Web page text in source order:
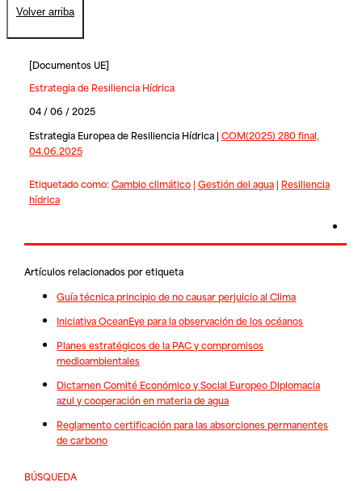
Volver arriba
[Documentos UE]
Estrategia de Resiliencia Hídrica
04 / 06 / 2025
Estrategia Europea de Resiliencia Hídrica | COM(2025) 280 final,
04.06.2025
Etiquetado como:Cambio climático| Gestión del agua| Resiliencia
hídrica
Artículos relacionados por etiqueta
Guía técnica principio de no causar perjuicio al Clima
Iniciativa OceanEye para la observación de los océanos
Planes estratégicos de la PAC y compromisos
medioambientales
Dictamen Comité Económico y Social Europeo Diplomacia
azul y cooperación en materia de agua
Reglamento certificación para las absorciones permanentes
de carbono
BÚSQUEDA